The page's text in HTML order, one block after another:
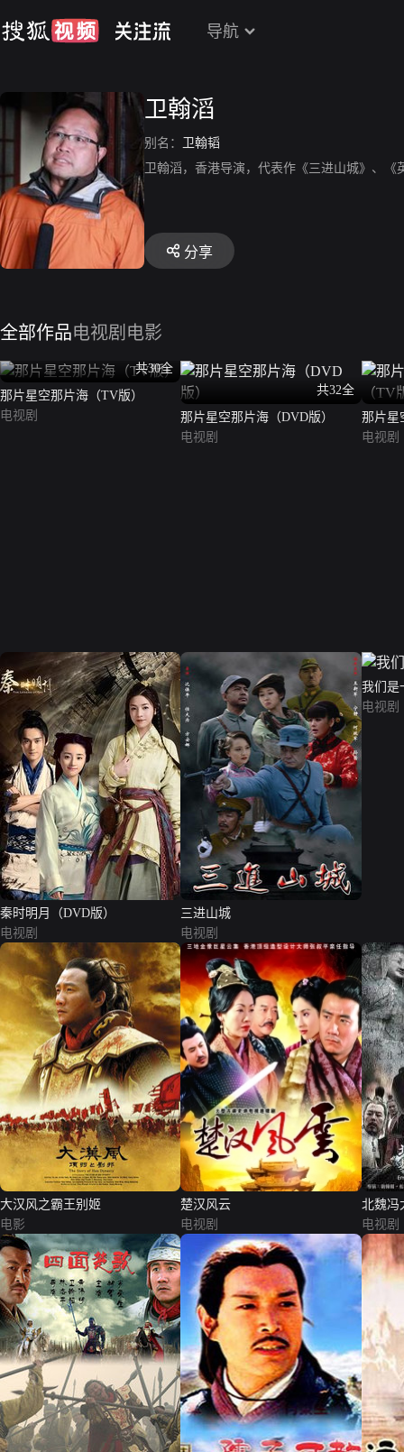
导航
卫翰滔
别名：
卫翰韬
卫翰滔，香港导演，代表作《三进山城》、
分享
全部作品电视剧 电影
共30全
那片星空那片海（TV版）
电视剧
共32全
那片星空那片海（DVD版）
电视剧
那片星
版）
电视剧
秦时明月（DVD版）
电视剧
三进山城
电视剧
我们是
电视剧
大汉风之霸王别姬
电影
楚汉风云
电视剧
北魏冯
电视剧